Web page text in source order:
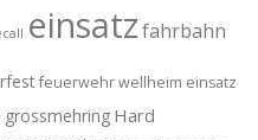
einsatzfahrbahn
feuerwehr wellheim einsatz
grossmehring Hard